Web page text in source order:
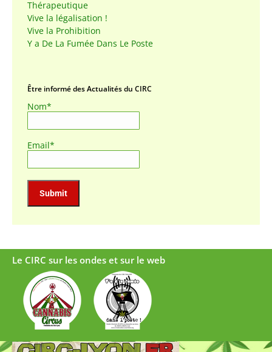
Thérapeutique
Vive la légalisation !
Vive la Prohibition
Y a De La Fumée Dans Le Poste
Être informé des Actualités du CIRC
Nom*
Email*
Le CIRC sur les ondes et sur le web